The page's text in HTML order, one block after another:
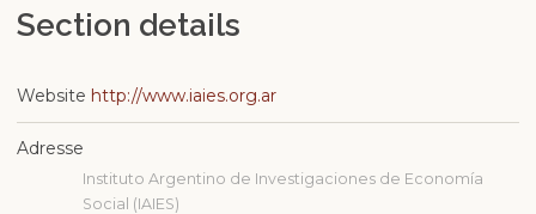
Section details
Website http://www.iaies.org.ar
Adresse
Instituto Argentino de Investigaciones de Economía
Social (IAIES)